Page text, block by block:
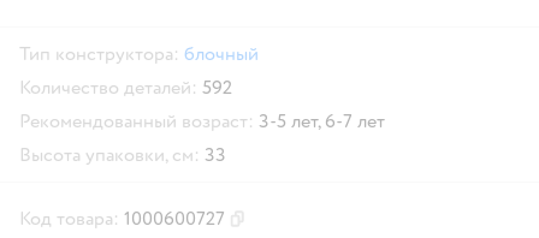
Тип конструктора: блочный
Количество деталей: 592
Рекомендованный возраст: 3-5 лет, 6-7 лет
Высота упаковки, см: 33
Код товара: 1000600727